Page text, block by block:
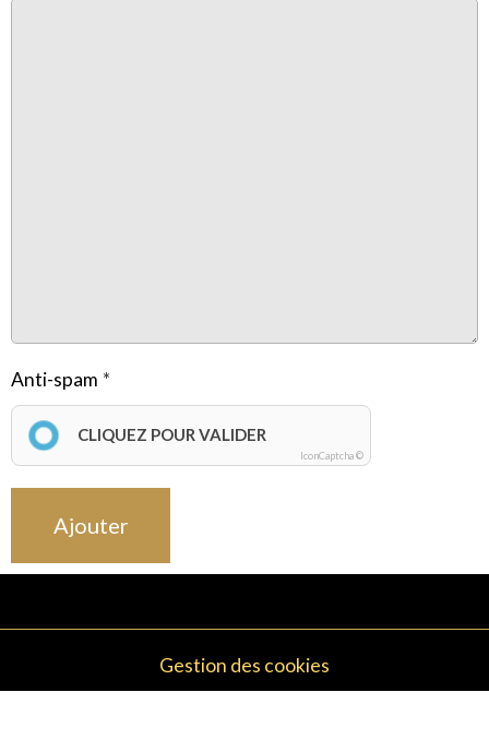
Anti-spam
CLIQUEZ POUR VALIDER
IconCaptcha ©
Ajouter
Gestion des cookies